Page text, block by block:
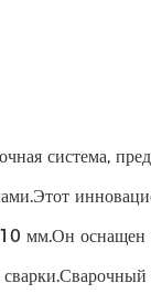
система,
мм.Он